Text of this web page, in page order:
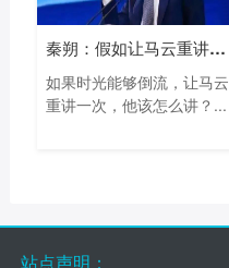
秦朔：假如让马云重讲一次蚂蚁
如果时光能够倒流，让马云
重讲一次，他该怎么讲？...
站点声明：